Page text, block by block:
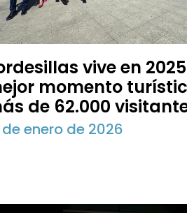
vive en
momento
de 62.000
de enero de 2026